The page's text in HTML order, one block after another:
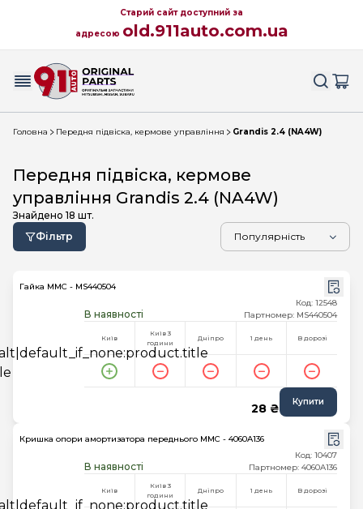
Старий сайт доступний за
адресою old.911auto.com.ua
Головна Передня підвіска, кермове управління Grandis 2.4 (NA4W)
Передня підвіска, кермове
управління Grandis 2.4 (NA4W)
Знайдено 18 шт.
Фільтр
Гайка MMC - MS440504
В наявності
Код: 12548
Партномер: MS440504
Київ
Київ 3
години
Дніпро 1 день В дорозі
28 ₴ Купити
Кришка опори амортизатора переднього MMC - 4060A136
В наявності
Код: 10407
Партномер: 4060A136
Київ
Київ 3
години
Дніпро 1 день В дорозі